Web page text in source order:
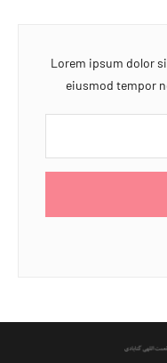
Lorem ipsum dolor
eiusmod tempor